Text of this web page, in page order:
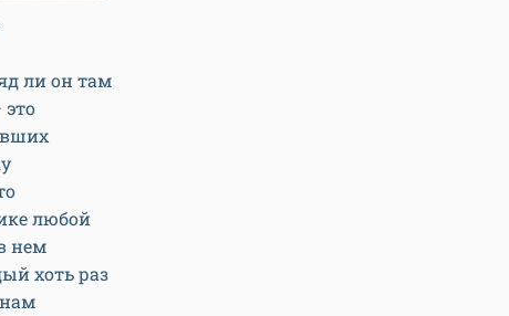
ли он там
любой
нем
хоть раз